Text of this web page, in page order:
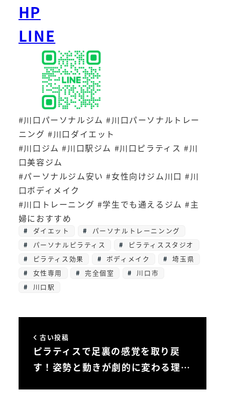
HP
LINE
#川口パーソナルジム #川口パーソナルトレー
ニング #川口ダイエット
#川口ジム #川口駅ジム #川口ピラティス #川
口美容ジム
#パーソナルジム安い #女性向けジム川口 #川
口ボディメイク
#川口トレーニング #学生でも通えるジム #主
婦におすすめ
ダイエット
パーソナルトレーニンング
パーソナルピラティス
ピラティススタジオ
ピラティス効果
ボディメイク
埼玉県
女性専用
完全個室
川口市
川口駅
古い投稿
ピラティスで足裏の感覚を取り戻
す！姿勢と動きが劇的に変わる理…